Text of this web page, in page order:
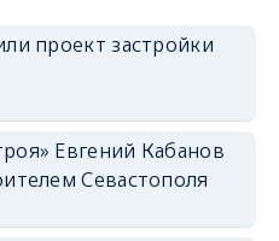
проект застройки
Евгений Кабанов
Севастополя